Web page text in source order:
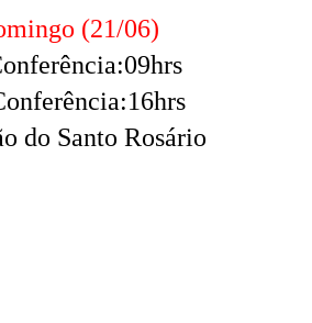
(21/06)
do Santo Rosário